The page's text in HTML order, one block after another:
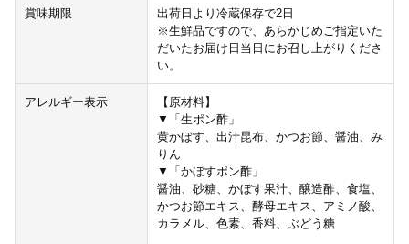
賞味期限
出荷日より冷蔵保存で2日
※生鮮品ですので、あらかじめご指定いた
だいたお届け日当日にお召し上がりくださ
い。
アレルギー表示
【原材料】
▼「生ポン酢」
黄かぼす、出汁昆布、かつお節、醤油、み
りん
▼「かぼすポン酢」
醤油、砂糖、かぼす果汁、醸造酢、食塩、
かつお節エキス、酵母エキス、アミノ酸、
カラメル、色素、香料、ぶどう糖